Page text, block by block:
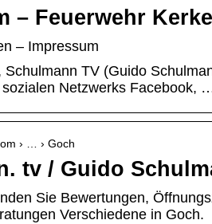
– Feuerwehr
– Impressum
Schulmann TV (Guido
Netzwerks Facebook,
› … › Goch
tv / Guido
Sie Bewertungen,
Verschiedene in Goch.